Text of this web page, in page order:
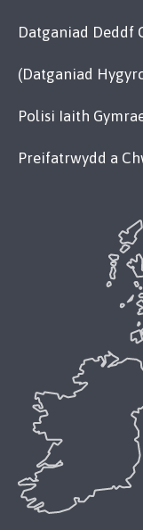
Datganiad Deddf
(Datganiad
Polisi Iaith
Preifatrwydd a